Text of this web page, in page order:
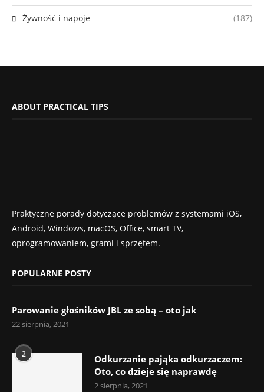
Żywność i napoje (187)
ABOUT PRACTICAL TIPS
Praktyczne porady dotyczące problemów z systemami iOS,
Android, Windows, macOS, Office, smart TV,
oprogramowaniem, grami i sprzętem.
POPULARNE POSTY
Parowanie głośników JBL ze sobą – oto jak
22 sierpnia, 2021
2
Odkurzanie pająka odkurzaczem:
Oto, co dzieje się naprawdę
2 sierpnia, 2021